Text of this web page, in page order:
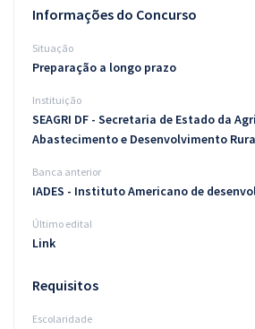
Conteúdo gratuito
Blog
Aprovados
Atendimento
Informações do Concurso
Situação
Preparação a longo prazo
Instituição
SEAGRI DF - Secretaria de Estado da
Abastecimento e Desenvolvimento
Banca anterior
IADES - Instituto Americano de
Último edital
Link
Requisitos
Escolaridade